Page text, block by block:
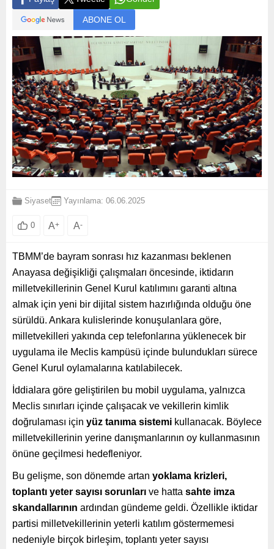
ABONE OL
Siyaset Yayınlama: 06.06.2025
0 A+ A-
TBMM’de bayram sonrası hız kazanması beklenen
Anayasa değişikliği çalışmaları öncesinde, iktidarın
milletvekillerinin Genel Kurul katılımını garanti altına
almak için yeni bir dijital sistem hazırlığında olduğu öne
sürüldü. Ankara kulislerinde konuşulanlara göre,
milletvekilleri yakında cep telefonlarına yüklenecek bir
uygulama ile Meclis kampüsü içinde bulundukları sürece
Genel Kurul oylamalarına katılabilecek.
İddialara göre geliştirilen bu mobil uygulama, yalnızca
Meclis sınırları içinde çalışacak ve vekillerin kimlik
doğrulaması için yüz tanıma sistemi kullanacak. Böylece
milletvekillerinin yerine danışmanlarının oy kullanmasının
önüne geçilmesi hedefleniyor.
Bu gelişme, son dönemde artan yoklama krizleri,
toplantı yeter sayısı sorunları ve hatta sahte imza
skandallarının ardından gündeme geldi. Özellikle iktidar
partisi milletvekillerinin yeterli katılım göstermemesi
nedeniyle birçok birleşim, toplantı yeter sayısı